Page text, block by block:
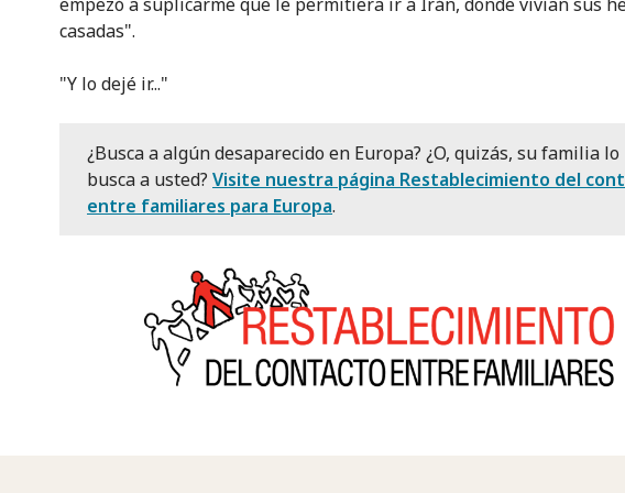
casadas".
"Y lo dejé ir..."
¿Busca a algún desaparecido en Europa? ¿O, quizás, su familia lo
busca a usted? Visite nuestra página Restablecimiento del
entre familiares para Europa.